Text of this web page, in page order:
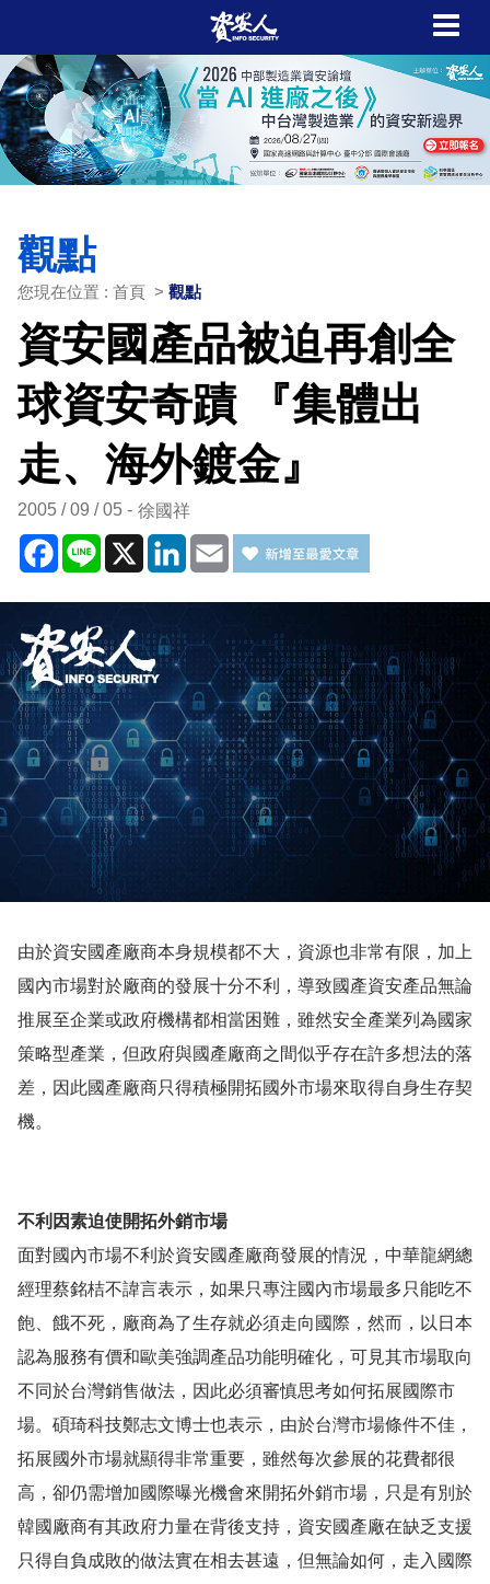
觀點
您現在位置 : 首頁 > 觀點
資安國產品被迫再創全
球資安奇蹟 『集體出
走、海外鍍金』
2005 / 09 / 05 徐國祥
Facebook
Line X LinkedIn
Email
由於資安國產廠商本身規模都不大，資源也非常有限，加上
國內市場對於廠商的發展十分不利，導致國產資安產品無論
推展至企業或政府機構都相當困難，雖然安全產業列為國家
策略型產業，但政府與國產廠商之間似乎存在許多想法的落
差，因此國產廠商只得積極開拓國外市場來取得自身生存契
機。
不利因素迫使開拓外銷市場
面對國內市場不利於資安國產廠商發展的情況，中華龍網總
經理蔡銘桔不諱言表示，如果只專注國內市場最多只能吃不
飽、餓不死，廠商為了生存就必須走向國際，然而，以日本
認為服務有價和歐美強調產品功能明確化，可見其市場取向
不同於台灣銷售做法，因此必須審慎思考如何拓展國際市
場。碩琦科技鄭志文博士也表示，由於台灣市場條件不佳，
拓展國外市場就顯得非常重要，雖然每次參展的花費都很
高，卻仍需增加國際曝光機會來開拓外銷市場，只是有別於
韓國廠商有其政府力量在背後支持，資安國產廠在缺乏支援
只得自負成敗的做法實在相去甚遠，但無論如何，走入國際